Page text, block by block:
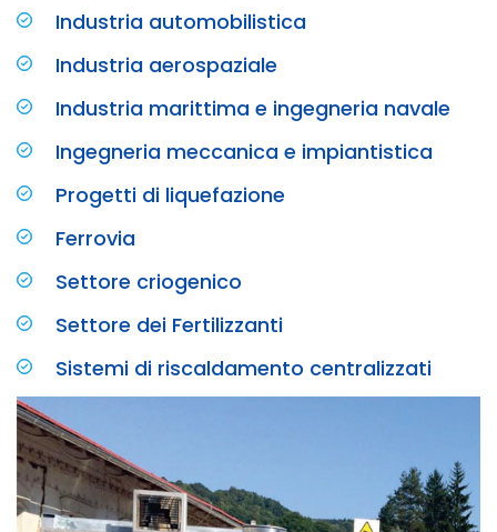
Industria automobilistica
Industria aerospaziale
Industria marittima e ingegneria navale
Ingegneria meccanica e impiantistica
Progetti di liquefazione
Ferrovia
Settore criogenico
Settore dei Fertilizzanti
Sistemi di riscaldamento centralizzati